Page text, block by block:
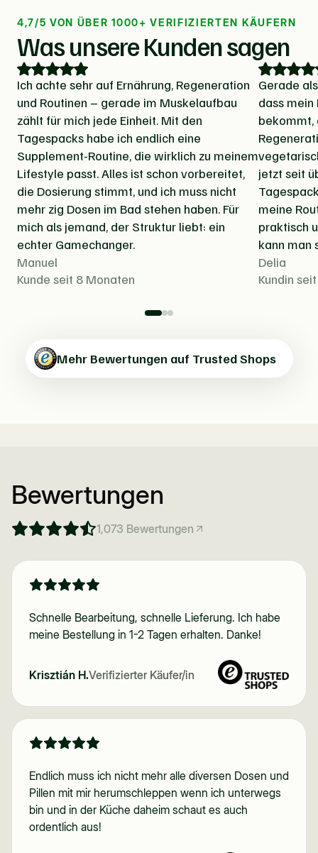
4,7/5 VON ÜBER 1000+ VERIFIZIERTEN KÄUFERN
Was unsere Kunden sagen
Ich achte sehr auf Ernährung, Regeneration
und Routinen – gerade im Muskelaufbau
zählt für mich jede Einheit. Mit den
Tagespacks habe ich endlich eine
Supplement-Routine, die wirklich zu meinem
Lifestyle passt. Alles ist schon vorbereitet,
die Dosierung stimmt, und ich muss nicht
mehr zig Dosen im Bad stehen haben. Für
mich als jemand, der Struktur liebt: ein
echter Gamechanger.
Manuel
Kunde seit 8 Monaten
Gerade
dass
bekommt,
jetzt seit
meine
praktisch
kann man
Delia
Kundin
Mehr Bewertungen auf Trusted Shops
Bewertungen
1,073 Bewertungen
Schnelle Bearbeitung, schnelle Lieferung. Ich habe
meine Bestellung in 1-2 Tagen erhalten. Danke!
Krisztián H.Verifizierter Käufer/in
Endlich muss ich nicht mehr alle diversen Dosen und
Pillen mit mir herumschleppen wenn ich unterwegs
bin und in der Küche daheim schaut es auch
ordentlich aus!